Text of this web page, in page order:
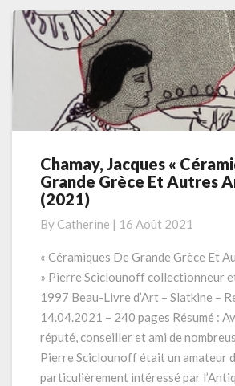
Chamay,
Jacques
«
De
Grande
Et
Autres
Antiquités
»
(2021)
Chamay, Jacques «
Grande Grèce Et Autres
(2021)
By Catherine | 16 Août 2021
« Céramiques De Grande Grèce Et
» Pierre Sciclounoff collectionneur
1997 Beau-Livre d’Art – Slatkine –
14.04.2021 – 240 pages Résumé :
réputé, conseiller et ami de
Pierre Sciclounoff était un amateur
particulièrement intéressé par